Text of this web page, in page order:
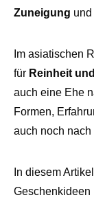
Zuneigung
Im asiatischen
für Reinheit
auch eine Ehe
Formen,
auch noch
In diesem
Geschenkideen